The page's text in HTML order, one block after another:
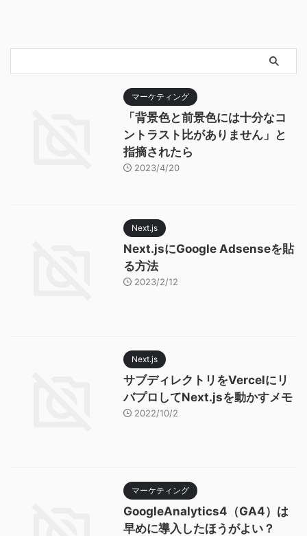
マーケティング
「背景色と前景色には十分なコ
ントラスト比がありません」と
指摘されたら
2023/4/20
Next.js
Next.jsにGoogle Adsenseを貼
る方法
2023/2/12
Next.js
サブディレクトリをVercelにリ
バプロしてNext.jsを動かすメモ
2022/10/2
マーケティング
GoogleAnalytics4（GA4）は
早めに導入したほうがよい？